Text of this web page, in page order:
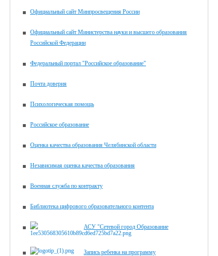
Официальный сайт Минпросвещения России
Официальный сайт Министерства науки и высшего образования
Российской Федерации
Федеральный портал "Российское образование"
Почта доверия
Психологическая помощь
Российское образование
Оценка качества образования Челябинской области
Независимая оценка качества образования
Военная служба по контракту
Библиотека цифрового образова­тельного контента
АСУ "Сетевой город Образование
Запись ребенка на программу